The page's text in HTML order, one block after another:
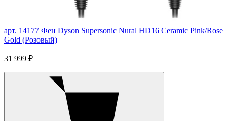
арт. 14177 Фен Dyson Supersonic Nural HD16 Ceramic Pink/Rose
Gold (Розовый)
31 999 ₽